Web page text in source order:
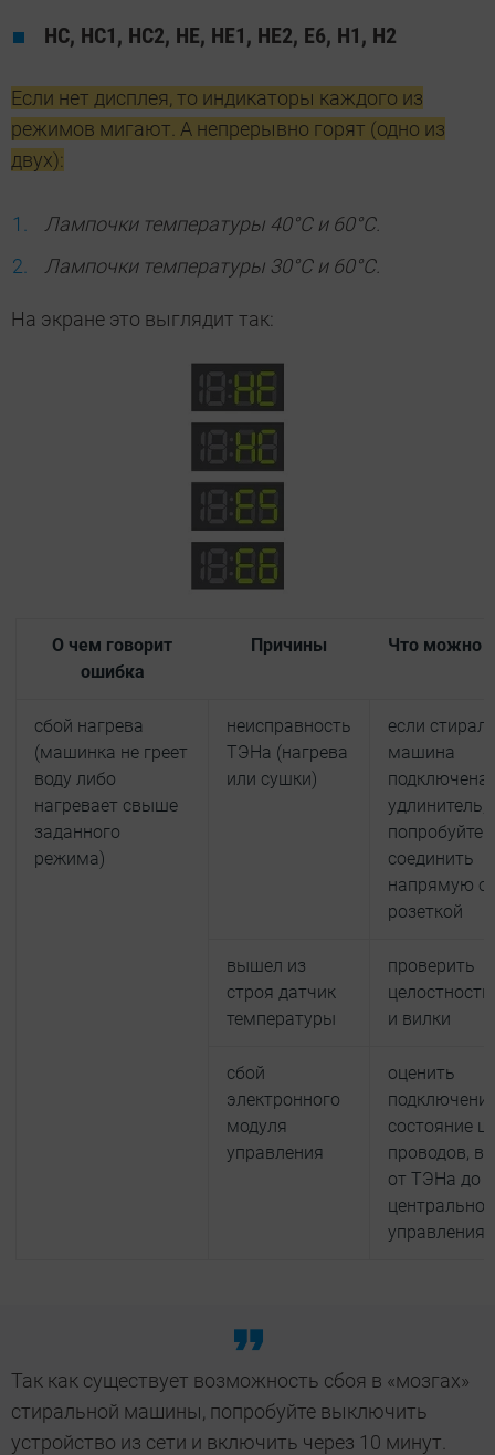
НС, НС1, НС2, НЕ, НЕ1, НЕ2, Е6, Н1, Н2
Если нет дисплея, то индикаторы каждого из
режимов мигают. А непрерывно горят (одно из
двух):
Лампочки температуры 40°С и 60°С.
Лампочки температуры 30°С и 60°С.
На экране это выглядит так:
О чем говорит
ошибка
Причины Что можно
сбой нагрева
(машинка не греет
воду либо
нагревает свыше
заданного
режима)
неисправность
ТЭНа (нагрева
или сушки)
если
машина
подключена
удлинитель,
попробуйте
соединить
напрямую с
розеткой
вышел из
строя датчик
температуры
проверить
и вилки
сбой
электронного
модуля
управления
оценить
состояние
проводов,
от ТЭНа до
управления
Так как существует возможность сбоя в «мозгах»
стиральной машины, попробуйте выключить
устройство из сети и включить через 10 минут.